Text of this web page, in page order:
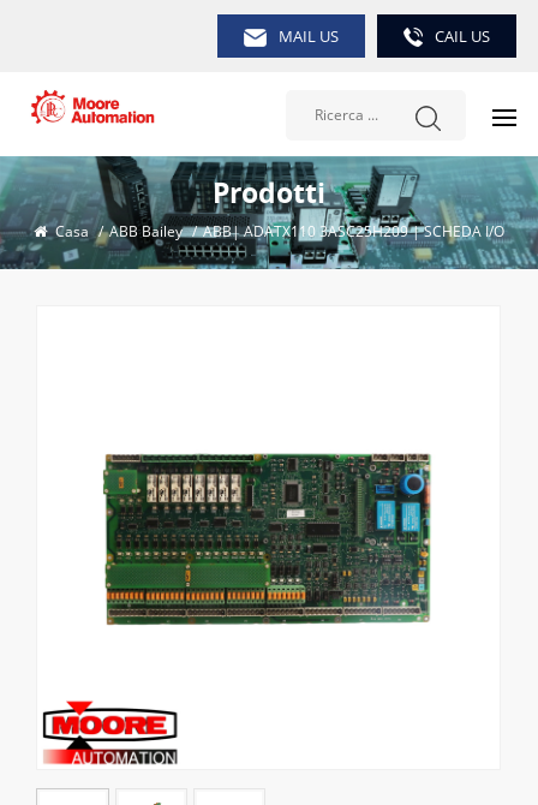
MAIL US CAIL US
Prodotti
Casa / ABB Bailey / ABB| ADATX110 3ASC25H209 | SCHEDA I/O